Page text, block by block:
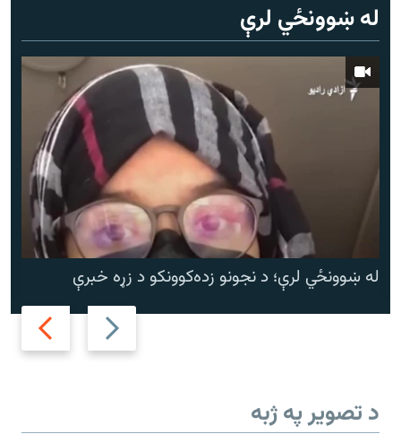
له ښوونځي لرې
Previous
slide
Next
slide
له ښوونځي لرې؛ د نجونو زده‌کوونکو د زړه خبرې
د تصویر په ژبه